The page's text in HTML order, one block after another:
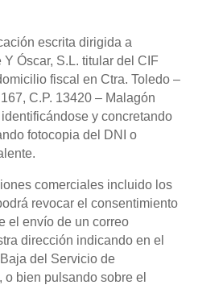
escrita dirigida a
Óscar, S.L. titular del CIF
fiscal en Ctra. Toledo –
C.P. 13420 – Malagón
y concretando
fotocopia del DNI o
comerciales incluido los
revocar el consentimiento
el envío de un correo
dirección indicando en el
del Servicio de
o bien pulsando sobre el